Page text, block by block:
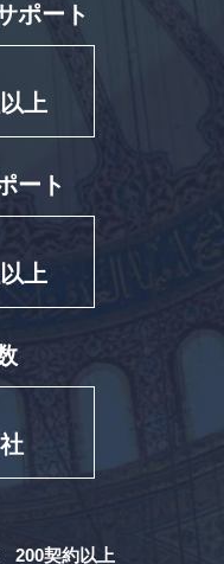
ポート
上
ート
上
社
200契約以上